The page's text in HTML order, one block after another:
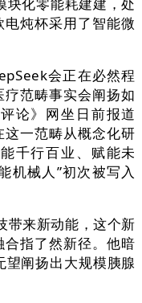
炖杯采用了智能微
会正在必然程
范畴事实会阐扬如
论》网坐日前报道
一范畴从概念化研
千行百业、赋能未
机械人”初次被写入
来新动能，这个新
指了然新径。他暗
望阐扬出大规模胰腺